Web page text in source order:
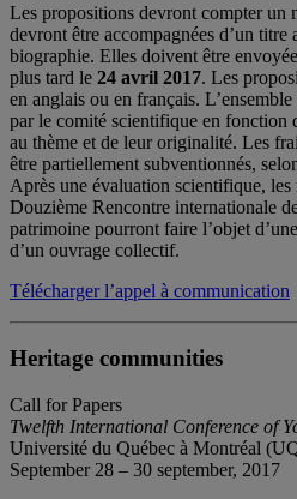
Les propositions devront compter un
devront être accompagnées d’un titre
biographie. Elles doivent être
plus tard le 24 avril 2017. Les
en anglais ou en français.
par le comité scientifique en fonction
au thème et de leur originalité. Les
être partiellement subventionnés,
Après une évaluation scientifique, les
Douzième Rencontre internationale
patrimoine pourront faire l’objet
d’un ouvrage collectif.
Télécharger l’appel à communication
Heritage communities
Call for Papers
Twelfth International Conference of
Université du Québec à Montréal
September 28 – 30 september, 2017